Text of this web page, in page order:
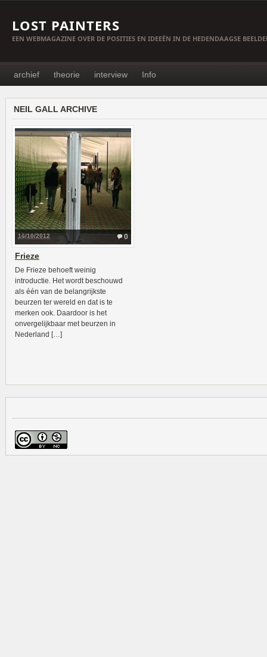
LOST PAINTERS
EEN WEBMAGAZINE OVER DE POSITIES EN IDEEËN IN DE HEDENDAAGSE
archief theorie interview Info
NEIL GALL ARCHIVE
0
16/10/2012
Frieze
De Frieze behoeft weinig
introductie. Het wordt beschouwd
als één van de belangrijkste
beurzen ter wereld en dat is te
merken ook. Daardoor is het
onvergelijkbaar met beurzen in
Nederland […]